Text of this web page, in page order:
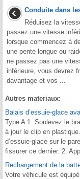
Conduite dans
Réduisez la
passez une vitesse
lorsque commencez à
une pente longue ou
ne passez pas une
inférieure, vous devrez
davantage et vos ...
Autres materiaux:
Balais d’essuie-glace
Type A 1. Soulevez le
à jour le clip en
d’essuie-glace sur le
fissurer ce dernier. 2.
Rechargement de la
Votre véhicule est